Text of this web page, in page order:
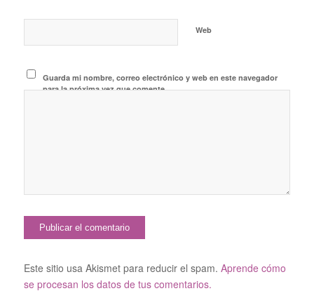
Web
Guarda mi nombre, correo electrónico y web en este navegador
para la próxima vez que comente.
Este sitio usa Akismet para reducir el spam. Aprende cómo
se procesan los datos de tus comentarios.